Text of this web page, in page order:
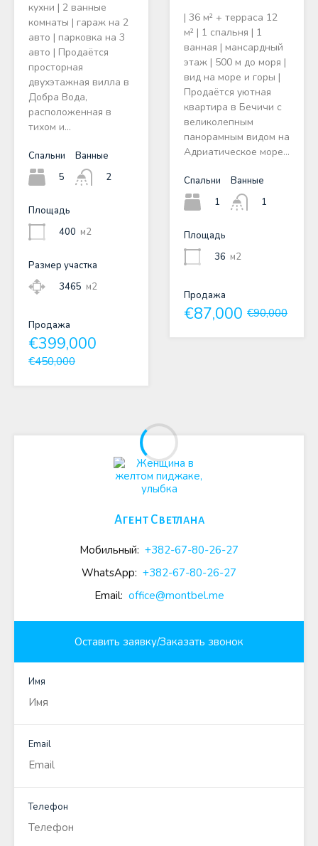
кухни | 2 ванные
комнаты | гараж на 2
авто | парковка на 3
авто | Продаётся
просторная
двухэтажная вилла в
Добра Вода,
расположенная в
тихом и…
Спальни
5
Ванные
2
Площадь
400 м2
Размер участка
3465 м2
Продажа
€399,000
€450,000
| 36 м² + терраса 12
м² | 1 спальня | 1
ванная | мансардный
этаж | 500 м до моря |
вид на море и горы |
Продаётся уютная
квартира в Бечичи с
великолепным
панорамным видом на
Адриатическое море…
Спальни
1
Ванные
1
Площадь
36 м2
Продажа
€87,000 €90,000
Агент Светлана
Мобильный: +382-67-80-26-27
WhatsApp: +382-67-80-26-27
Email: office@montbel.me
Оставить заявку/Заказать звонок
Имя
Email
Телефон